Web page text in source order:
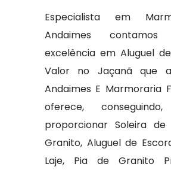
Especialista em
Andaimes
excelência em Aluguel
Valor no Jaçanã que
Andaimes E Marmoraria
oferece,
proporcionar Soleira
Granito, Aluguel de
Laje, Pia de Granito